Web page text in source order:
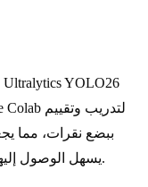
يسهل الوصول إليها للمطورين الذين لا يملكون أجهزة متطورة.